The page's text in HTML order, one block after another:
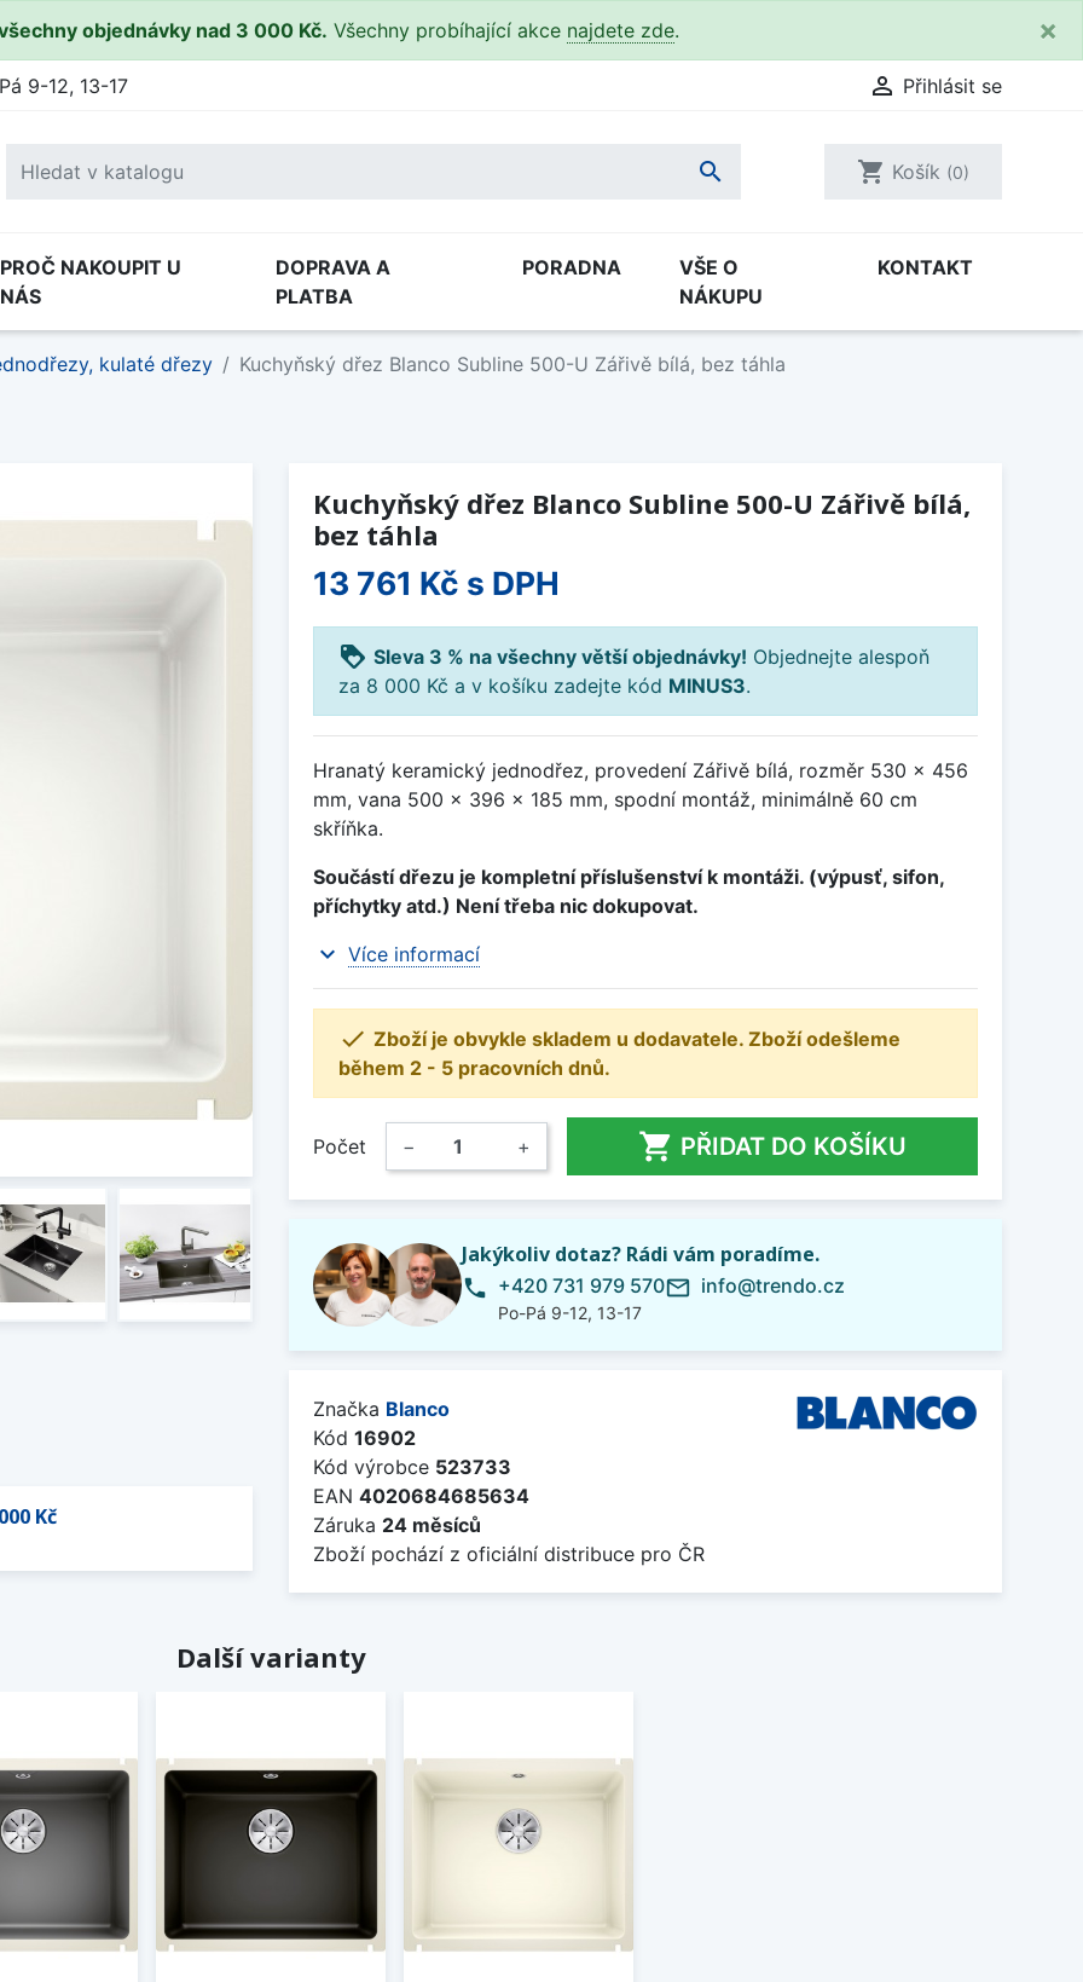
objednávky nad 3 000 Kč. Všechny probíhající akce najdete zde. ×
9-12, 13-17  Přihlásit se
 shopping_cart Košík (0)
PROČ NAKOUPIT U
NÁS
DOPRAVA A
PLATBA
PORADNA
VŠE O
NÁKUPU
KONTAKT
kulaté dřezy Kuchyňský dřez Blanco Subline 500-U Zářivě bílá, bez táhla
Kč
Kuchyňský dřez Blanco Subline 500-U Zářivě bílá,
bez táhla
13 761 Kč s DPH
loyalty Sleva 3 % na všechny větší objednávky! Objednejte alespoň
za 8 000 Kč a v košíku zadejte kód MINUS3.
Hranatý keramický jednodřez, provedení Zářivě bílá, rozměr 530 x 456
mm, vana 500 x 396 x 185 mm, spodní montáž, minimálně 60 cm
skříňka.
Součástí dřezu je kompletní příslušenství k montáži. (výpusť, sifon,
příchytky atd.) Není třeba nic dokupovat.
expand_more Více informací
 Zboží je obvykle skladem u dodavatele. Zboží odešleme
během 2 - 5 pracovních dnů.
Počet − +  PŘIDAT DO KOŠÍKU
Jakýkoliv dotaz? Rádi vám poradíme.
phone +420 731 979 570
Po-Pá 9-12, 13-17
mail_outline info@trendo.cz
Značka Blanco
Kód 16902
Kód výrobce 523733
EAN 4020684685634
Záruka 24 měsíců
Zboží pochází z oficiální distribuce pro ČR
Další varianty